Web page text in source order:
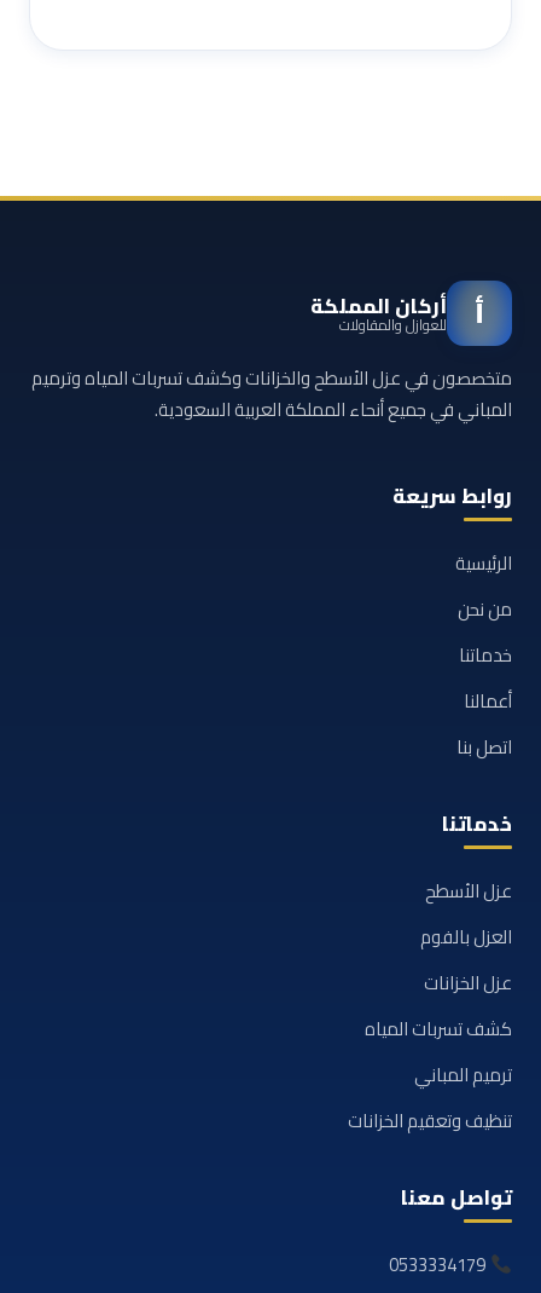
أ أركان المملكة
للعوازل والمقاولات
متخصصون في عزل الأسطح والخزانات وكشف تسربات المياه وترميم
المباني في جميع أنحاء المملكة العربية السعودية.
روابط سريعة
الرئيسية
من نحن
خدماتنا
أعمالنا
اتصل بنا
خدماتنا
عزل الأسطح
العزل بالفوم
عزل الخزانات
كشف تسربات المياه
ترميم المباني
تنظيف وتعقيم الخزانات
تواصل معنا
0533334179